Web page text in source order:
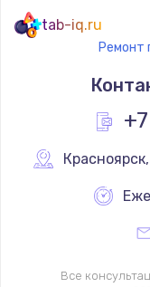
tab-iq.ru
Ремонт
Красноярск,
Все